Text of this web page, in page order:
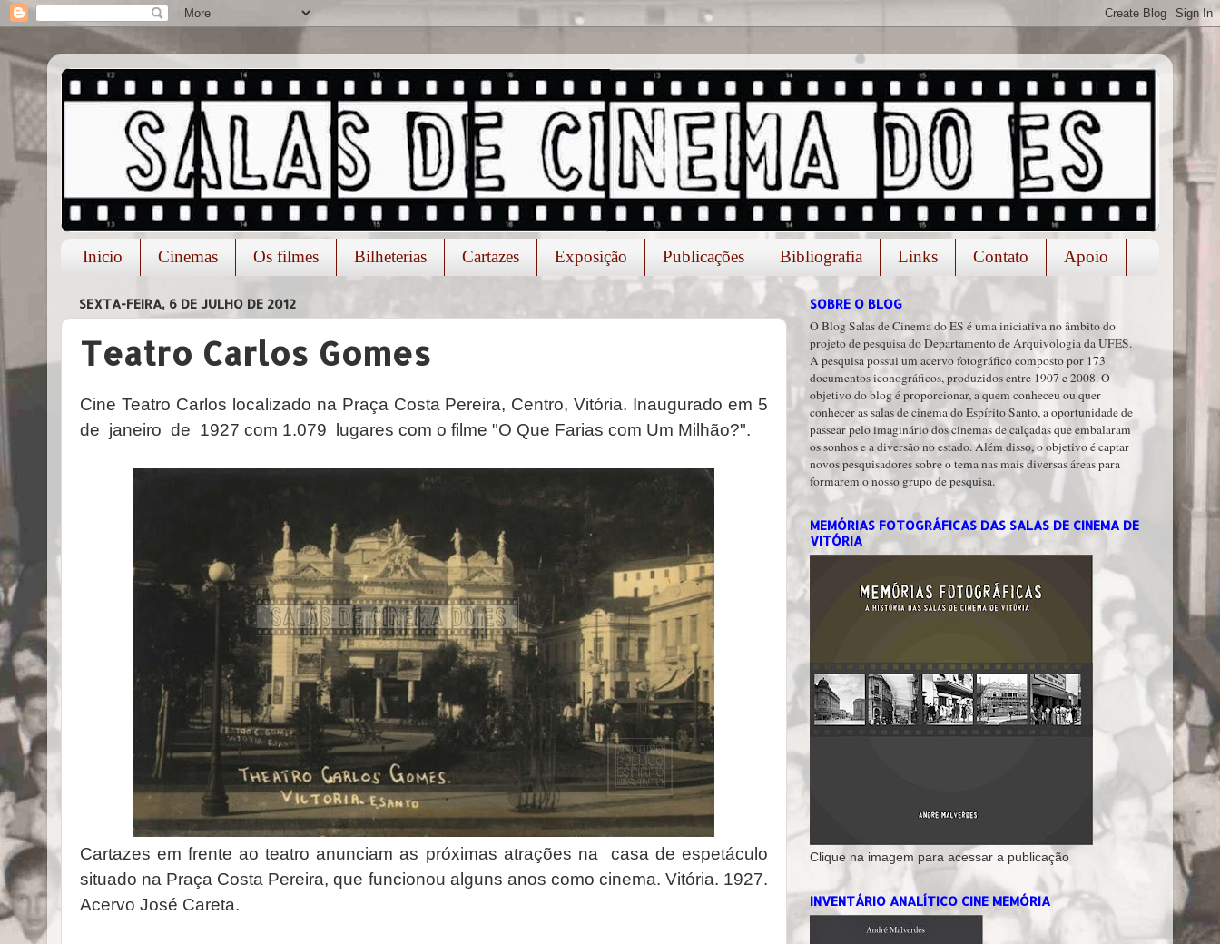
Inicio Cinemas Os filmes Bilheterias Cartazes Exposição Publicações Bibliografia Links Contato Apoio
SEXTA-FEIRA, 6 DE JULHO DE 2012
Teatro Carlos Gomes
Cine Teatro Carlos localizado na Praça Costa Pereira, Centro, Vitória. Inaugurado em 5
de janeiro de 1927 com 1.079 lugares com o filme "O Que Farias com Um Milhão?".
Cartazes em frente ao teatro anunciam as próximas atrações na casa de espetáculo
situado na Praça Costa Pereira, que funcionou alguns anos como cinema. Vitória. 1927.
Acervo José Careta.
SOBRE O BLOG
O Blog Salas de Cinema do ES é uma iniciativa no âmbito do
projeto de pesquisa do Departamento de Arquivologia da UFES.
A pesquisa possui um acervo fotográfico composto por 173
documentos iconográficos, produzidos entre 1907 e 2008. O
objetivo do blog é proporcionar, a quem conheceu ou quer
conhecer as salas de cinema do Espírito Santo, a oportunidade de
passear pelo imaginário dos cinemas de calçadas que embalaram
os sonhos e a diversão no estado. Além disso, o objetivo é captar
novos pesquisadores sobre o tema nas mais diversas áreas para
formarem o nosso grupo de pesquisa.
MEMÓRIAS FOTOGRÁFICAS DAS SALAS DE CINEMA DE
VITÓRIA
Clique na imagem para acessar a publicação
INVENTÁRIO ANALÍTICO CINE MEMÓRIA